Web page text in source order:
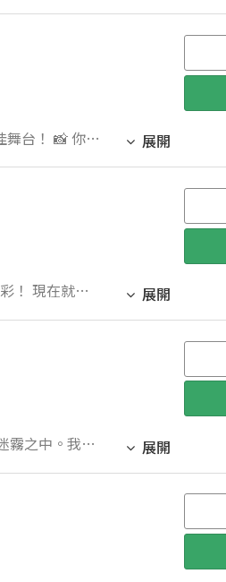
舞台！ 📸 你將
開你的職業
展開
展開
展開